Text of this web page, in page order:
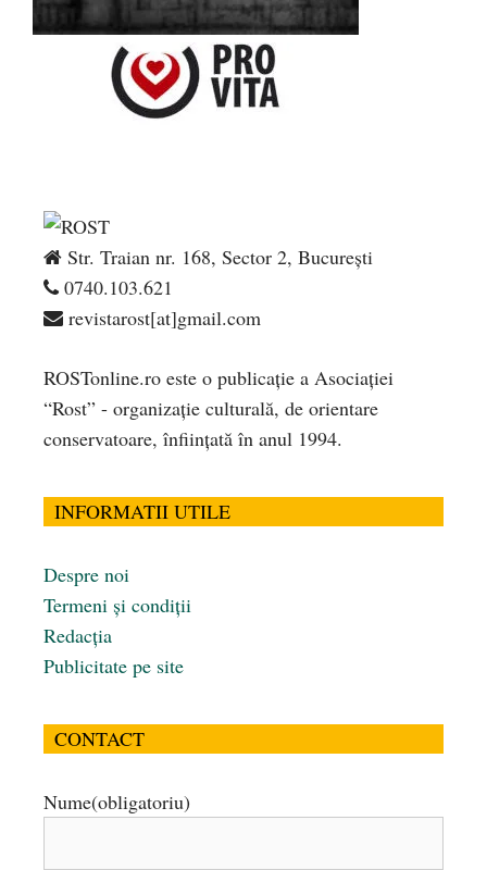
Str. Traian nr. 168, Sector 2, București
0740.103.621
revistarost[at]gmail.com
ROSTonline.ro este o publicaţie a Asociaţiei
“Rost” - organizaţie culturală, de orientare
conservatoare, înfiinţată în anul 1994.
INFORMATII UTILE
Despre noi
Termeni și condiții
Redacția
Publicitate pe site
CONTACT
Nume(obligatoriu)